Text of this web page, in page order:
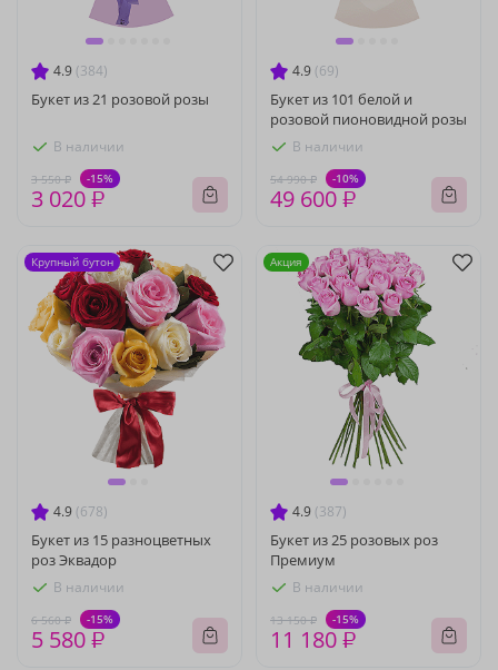
4.9 (384)
Букет из 21 розовой розы
В наличии
3 550 ₽ -15%
3 020 ₽
4.9 (69)
Букет из 101 белой и
розовой пионовидной розы
В наличии
54 990 ₽ -10%
49 600 ₽
4.9 (678)
Букет из 15 разноцветных
роз Эквадор
В наличии
6 560 ₽ -15%
5 580 ₽
Крупный бутон
4.9 (387)
Букет из 25 розовых роз
Премиум
В наличии
13 150 ₽ -15%
11 180 ₽
Акция